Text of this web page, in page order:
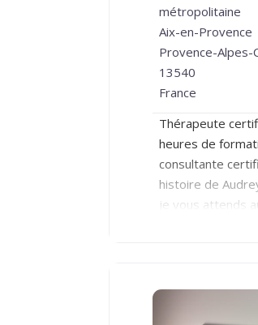
métropolitaine
Aix-en-Provence
Provence-Alpes-
13540
France
Thérapeute
heures de
consultante
histoire de
je vous attends